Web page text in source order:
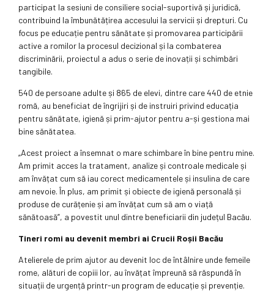
participat la sesiuni de consiliere social-suportivă și juridică,
contribuind la îmbunătățirea accesului la servicii și drepturi. Cu
focus pe educație pentru sănătate și promovarea participării
active a romilor la procesul decizional și la combaterea
discriminării, proiectul a adus o serie de inovații și schimbări
tangibile.
540 de persoane adulte și 865 de elevi, dintre care 440 de etnie
romă, au beneficiat de îngrijiri și de instruiri privind educația
pentru sănătate, igienă și prim-ajutor pentru a-și gestiona mai
bine sănătatea.
„Acest proiect a însemnat o mare schimbare în bine pentru mine.
Am primit acces la tratament, analize și controale medicale și
am învățat cum să iau corect medicamentele și insulina de care
am nevoie. În plus, am primit și obiecte de igienă personală și
produse de curățenie și am învățat cum să am o viață
sănătoasă”, a povestit unul dintre beneficiarii din județul Bacău.
Tineri romi au devenit membri ai Crucii Roșii Bacău
Atelierele de prim ajutor au devenit loc de întâlnire unde femeile
rome, alături de copiii lor, au învățat împreună să răspundă în
situații de urgență printr-un program de educație și prevenție.